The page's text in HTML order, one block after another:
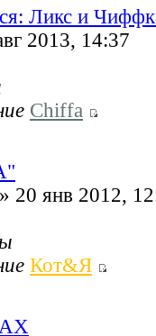
Ликс и
2013, 14:37
Chiffa
» 20 янв 2012,
Кот&Я